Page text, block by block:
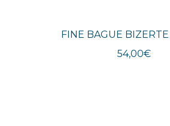
FINE BAGUE
54,00€